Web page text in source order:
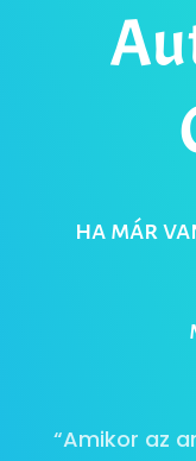
ha már
“Amikor az